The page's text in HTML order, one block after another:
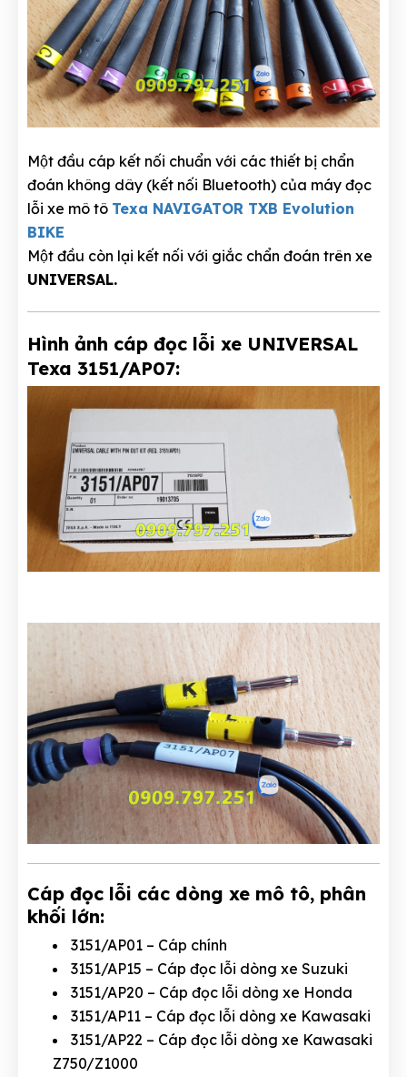
Một đầu cáp kết nối chuẩn với các thiết bị chẩn
đoán không dây (kết nối Bluetooth) của máy đọc
lỗi xe mô tô Texa NAVIGATOR TXB Evolution
BIKE
Một đầu còn lại kết nối với giắc chẩn đoán trên xe
UNIVERSAL.
Hình ảnh cáp đọc lỗi xe UNIVERSAL
Texa 3151/AP07:
Cáp đọc lỗi các dòng xe mô tô, phân
khối lớn:
3151/AP01 – Cáp chính
3151/AP15 – Cáp đọc lỗi dòng xe Suzuki
3151/AP20 – Cáp đọc lỗi dòng xe Honda
3151/AP11 – Cáp đọc lỗi dòng xe Kawasaki
3151/AP22 – Cáp đọc lỗi dòng xe Kawasaki
Z750/Z1000